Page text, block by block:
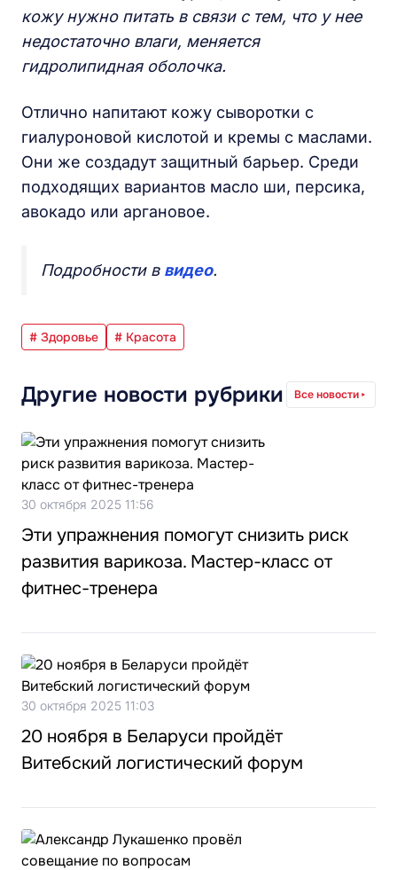
кожу нужно питать в связи с тем, что у нее
недостаточно влаги, меняется
гидролипидная оболочка.
Отлично напитают кожу сыворотки с
гиалуроновой кислотой и кремы с маслами.
Они же создадут защитный барьер. Среди
подходящих вариантов масло ши, персика,
авокадо или аргановое.
Подробности в видео.
# Здоровье # Красота
Другие новости рубрики Все новости
30 октября 2025 11:56
Эти упражнения помогут снизить риск
развития варикоза. Мастер-класс от
фитнес-тренера
30 октября 2025 11:03
20 ноября в Беларуси пройдёт
Витебский логистический форум